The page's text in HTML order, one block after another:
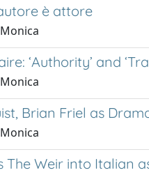
è attore
‘Authority’ and
Brian Friel as
The Weir into Italian